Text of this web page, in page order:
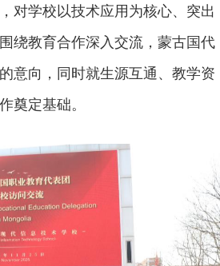
对学校以技术应用为核心、突出
绕教育合作深入交流，蒙古国代
意向，同时就生源互通、教学资
奠定基础。